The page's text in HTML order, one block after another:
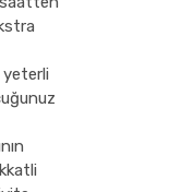
yeterli